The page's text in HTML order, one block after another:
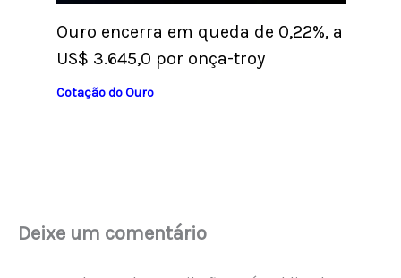
Ouro encerra em queda de 0,22%, a
US$ 3.645,0 por onça-troy
Cotação do Ouro
Deixe um comentário